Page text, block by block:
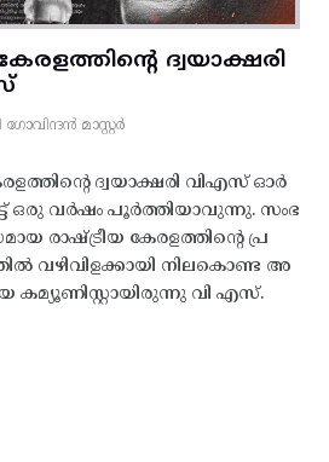
ദ്വയാക്ഷരി
മാസ്റ്റർ
ദ്വയാക്ഷരി വിഎസ് ഓർ
ഒരു വർഷം പൂർത്തിയാവുന്നു. സംഭ
രാഷ്ട്രീയ കേരളത്തിന്റെ പ്ര
വഴിവിളക്കായി നിലകൊണ്ട അ
കമ്യൂണിസ്റ്റായിരുന്നു വി എസ്.